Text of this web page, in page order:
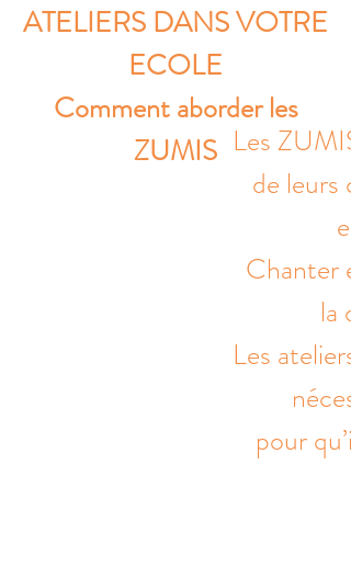
ATELIERS DANS VOTRE
ECOLE
Comment aborder les
ZUMIS Les
de
Chanter
la
Les
pour